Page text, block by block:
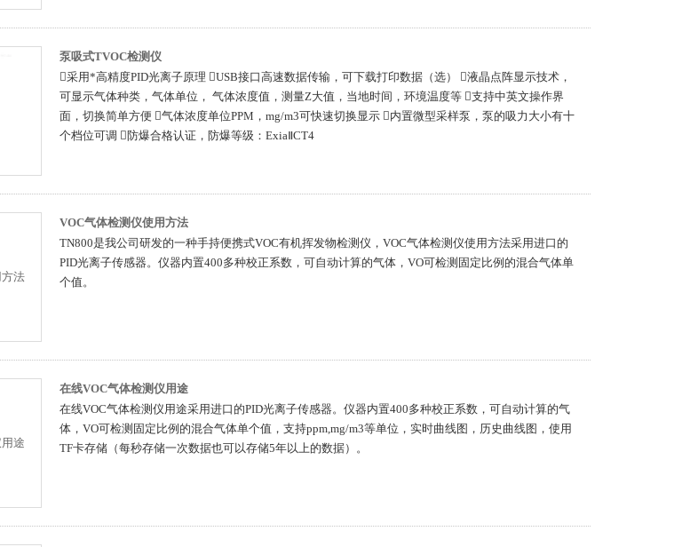
泵吸式TVOC检测仪
采用*高精度PID光离子原理 USB接口高速数据传输，可下载打印数据（选） 液晶点阵显示技术，
可显示气体种类，气体单位， 气体浓度值，测量Z大值，当地时间，环境温度等 支持中英文操作界
面，切换简单方便 气体浓度单位PPM，mg/m3可快速切换显示 内置微型采样泵，泵的吸力大小有十
个档位可调 防爆合格认证，防爆等级：ExiaⅡCT4
VOC气体检测仪使用方法
TN800是我公司研发的一种手持便携式VOC有机挥发物检测仪，VOC气体检测仪使用方法采用进口的
PID光离子传感器。仪器内置400多种校正系数，可自动计算的气体，VO可检测固定比例的混合气体单
个值。
在线VOC气体检测仪用途
在线VOC气体检测仪用途采用进口的PID光离子传感器。仪器内置400多种校正系数，可自动计算的气
体，VO可检测固定比例的混合气体单个值，支持ppm,mg/m3等单位，实时曲线图，历史曲线图，使用
TF卡存储（每秒存储一次数据也可以存储5年以上的数据）。